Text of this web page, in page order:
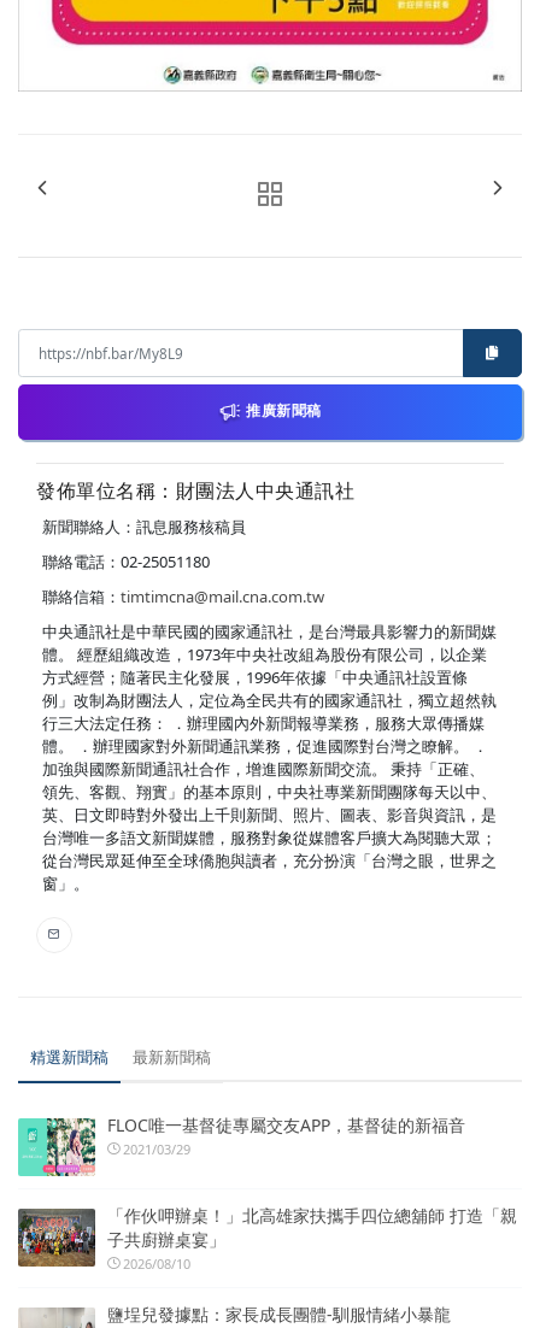
推廣新聞稿
發佈單位名稱：財團法人中央通訊社
新聞聯絡人：訊息服務核稿員
聯絡電話：02-25051180
聯絡信箱： timtimcna@mail.cna.com.tw
中央通訊社是中華民國的國家通訊社，是台灣最具影響力的新聞媒
體。 經歷組織改造，1973年中央社改組為股份有限公司，以企業
方式經營；隨著民主化發展，1996年依據「中央通訊社設置條
例」改制為財團法人，定位為全民共有的國家通訊社，獨立超然執
行三大法定任務： ．辦理國內外新聞報導業務，服務大眾傳播媒
體。 ．辦理國家對外新聞通訊業務，促進國際對台灣之瞭解。 ．
加強與國際新聞通訊社合作，增進國際新聞交流。 秉持「正確、
領先、客觀、翔實」的基本原則，中央社專業新聞團隊每天以中、
英、日文即時對外發出上千則新聞、照片、圖表、影音與資訊，是
台灣唯一多語文新聞媒體，服務對象從媒體客戶擴大為閱聽大眾；
從台灣民眾延伸至全球僑胞與讀者，充分扮演「台灣之眼，世界之
窗」。
精選新聞稿 最新新聞稿
FLOC唯一基督徒專屬交友APP，基督徒的新福音
2021/03/29
「作伙呷辦桌！」北高雄家扶攜手四位總舖師 打造「親
子共廚辦桌宴」
2026/08/10
鹽埕兒發據點：家長成長團體-馴服情緒小暴龍